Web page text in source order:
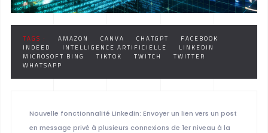
TAGS : AMAZON CANVA CHATGPT
FACEBOOK
INDEED
INTELLIGENCE ARTIFICIELLE
LINKEDIN
MICROSOFT BING
TIKTOK TWITCH
TWITTER
WHATSAPP
Nouvelle fonctionnalité LinkedIn: Envoyer un lien vers un post
en message privé à plusieurs connexions de 1er niveau à la